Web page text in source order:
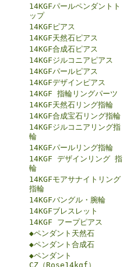
14KGFパールペンダントト
ップ
14KGFピアス
14KGF天然石ピアス
14KGF合成石ピアス
14KGFジルコニアピアス
14KGFパールピアス
14KGFデザインピアス
14KGF 指輪リングパーツ
14KGF天然石リング指輪
14KGF合成宝石リング指輪
14KGFジルコニアリング指
輪
14KGFパールリング指輪
14KGF デザインリング 指
輪
14KGFモアサナイトリング
指輪
14KGFバングル・腕輪
14KGFブレスレット
14KGF フープピアス
◆ペンダント天然石
◆ペンダント合成石
◆ペンダント
CZ（Rose14kgf）